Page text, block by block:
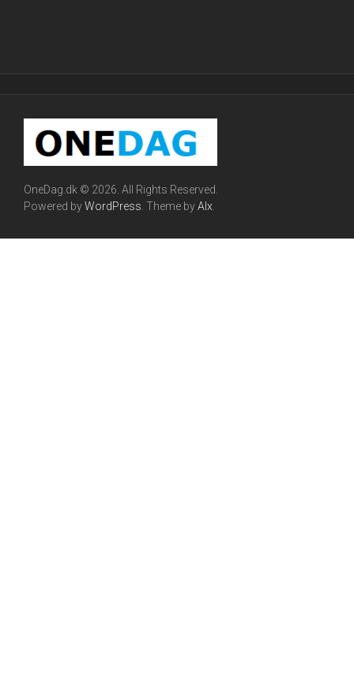
OneDag.dk © 2026. All Rights Reserved.
Powered byWordPress . Theme byAlx